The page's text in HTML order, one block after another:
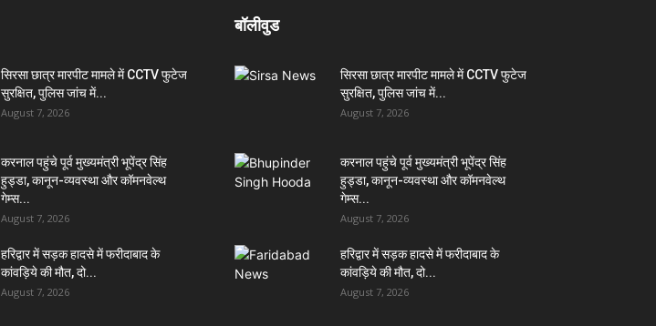
सिरसा छात्र मारपीट मामले में CCTV फुटेज
सुरक्षित, पुलिस जांच में...
August 7, 2026
करनाल पहुंचे पूर्व मुख्यमंत्री भूपेंद्र सिंह
हुड्डा, कानून-व्यवस्था और कॉमनवेल्थ
गेम्स...
August 7, 2026
हरिद्वार में सड़क हादसे में फरीदाबाद के
कांवड़िये की मौत, दो...
August 7, 2026
बॉलीवुड
सिरसा छात्र मारपीट मामले में CCTV फुटेज
सुरक्षित, पुलिस जांच में...
August 7, 2026
करनाल पहुंचे पूर्व मुख्यमंत्री भूपेंद्र सिंह
हुड्डा, कानून-व्यवस्था और कॉमनवेल्थ
गेम्स...
August 7, 2026
हरिद्वार में सड़क हादसे में फरीदाबाद के
कांवड़िये की मौत, दो...
August 7, 2026